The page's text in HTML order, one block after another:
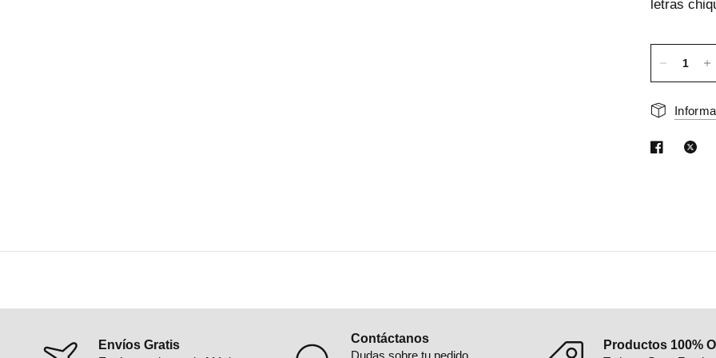
Envíos Gratis
Contáctanos
Dudas sobre tu pedido
Productos 100%